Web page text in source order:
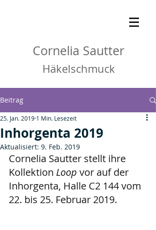
Cornelia Sautter
Häkelschmuck
Beitrag
Inhorgenta 2019
25. Jan. 2019 1 Min. Lesezeit
Aktualisiert: 9. Feb. 2019
Cornelia Sautter stellt ihre
Kollektion Loop vor auf der
Inhorgenta, Halle C2 144 vom
22. bis 25. Februar 2019.